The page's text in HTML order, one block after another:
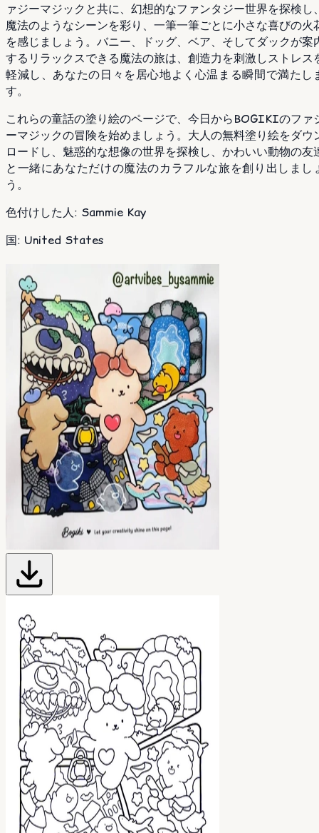
ァジーマジックと共に、幻想的なファンタジー世界を探検し
魔法のようなシーンを彩り、一筆一筆ごとに小さな喜びの火
を感じましょう。バニー、ドッグ、ベア、そしてダックが案
するリラックスできる魔法の旅は、創造力を刺激しストレス
軽減し、あなたの日々を居心地よく心温まる瞬間で満たし
す。
これらの童話の塗り絵のページで、今日からBOGIKIのファ
ーマジックの冒険を始めましょう。大人の無料塗り絵をダウ
ロードし、魅惑的な想像の世界を探検し、かわいい動物の友
と一緒にあなただけの魔法のカラフルな旅を創り出しまし
う。
色付けした人: Sammie Kay
国: United States